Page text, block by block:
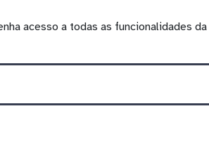
acesso a todas as funcionalidades